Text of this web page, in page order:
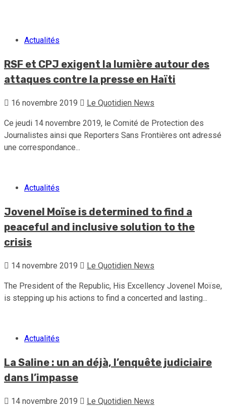
Actualités
RSF et CPJ exigent la lumière autour des
attaques contre la presse en Haïti
16 novembre 2019 Le Quotidien News
Ce jeudi 14 novembre 2019, le Comité de Protection des
Journalistes ainsi que Reporters Sans Frontières ont adressé
une correspondance...
Actualités
Jovenel Moïse is determined to find a
peaceful and inclusive solution to the
crisis
14 novembre 2019 Le Quotidien News
The President of the Republic, His Excellency Jovenel Moïse,
is stepping up his actions to find a concerted and lasting...
Actualités
La Saline : un an déjà, l’enquête judiciaire
dans l’impasse
14 novembre 2019 Le Quotidien News